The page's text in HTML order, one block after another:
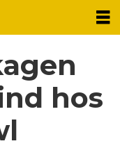
hos